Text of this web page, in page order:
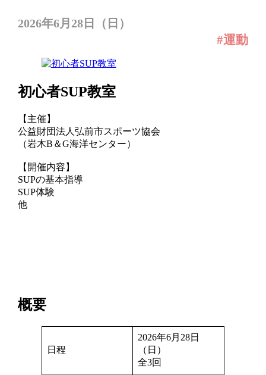
2026年6月28日（日）
#運動
初心者SUP教室
【主催】
公益財団法人弘前市スポーツ協会
（岩木B＆G海洋センター）
【開催内容】
SUPの基本指導
SUP体験
他
概要
日程
2026年6月28日
（日）
全3回